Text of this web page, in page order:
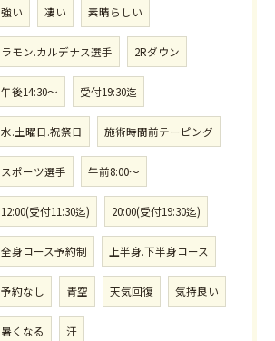
強い 凄い 素晴らしい
ラモン.カルデナス選手 2Rダウン
午後14:30〜 受付19:30迄
水.土曜日.祝祭日 施術時間前テーピング
スポーツ選手 午前8:00〜
12:00(受付11:30迄) 20:00(受付19:30迄)
全身コース予約制 上半身.下半身コース
予約なし 青空 天気回復 気持良い
暑くなる 汗